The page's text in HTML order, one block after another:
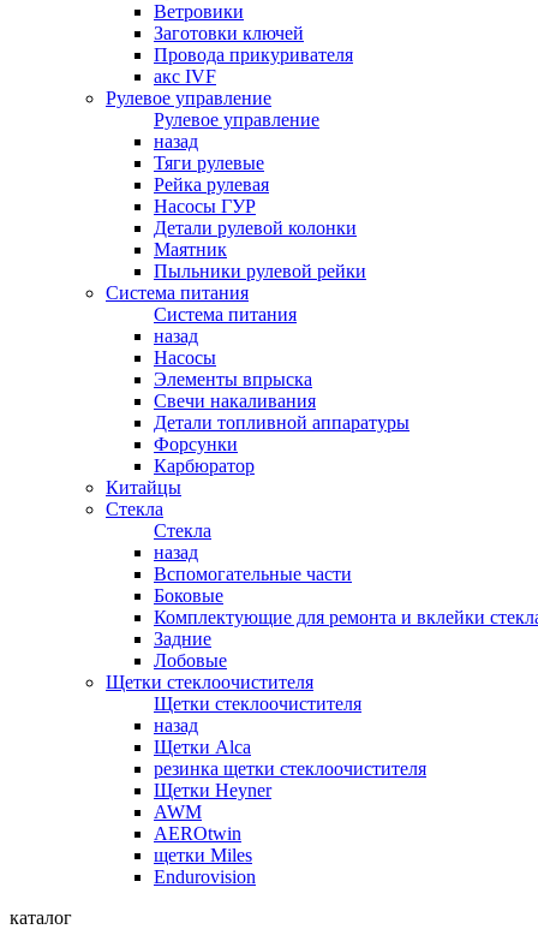
Ветровики
Заготовки ключей
Провода прикуривателя
акс IVF
Рулевое управление
Рулевое управление
назад
Тяги рулевые
Рейка рулевая
Насосы ГУР
Детали рулевой колонки
Маятник
Пыльники рулевой рейки
Система питания
Система питания
назад
Насосы
Элементы впрыска
Свечи накаливания
Детали топливной аппаратуры
Форсунки
Карбюратор
Китайцы
Стекла
Стекла
назад
Вспомогательные части
Боковые
Комплектующие для ремонта и вклейки
Задние
Лобовые
Щетки стеклоочистителя
Щетки стеклоочистителя
назад
Щетки Alca
резинка щетки стеклоочистителя
Щетки Heyner
AWM
AEROtwin
щетки Miles
Endurovision
каталог